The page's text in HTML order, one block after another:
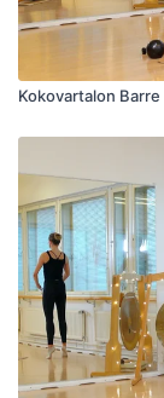
Kokovartalon